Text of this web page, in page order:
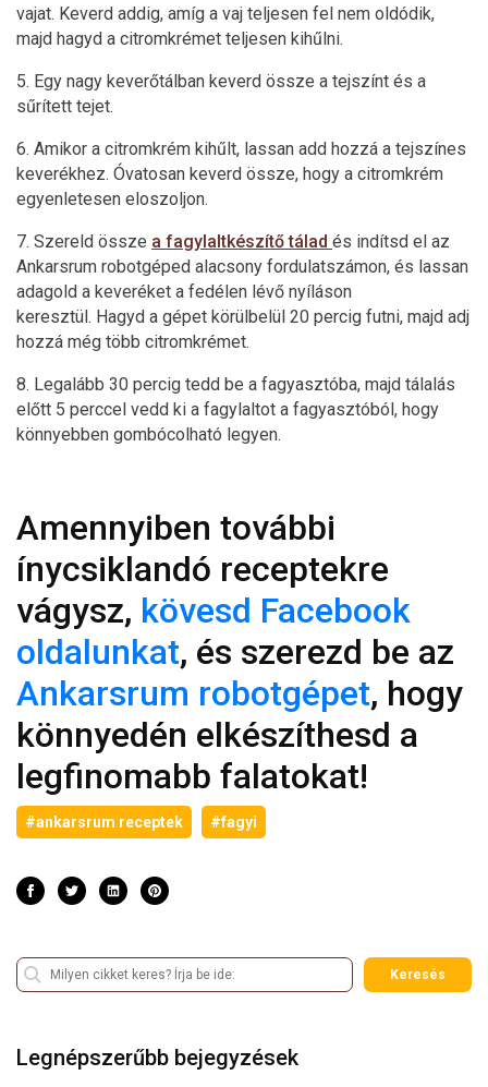
vajat. Keverd addig, amíg a vaj teljesen fel nem oldódik,
majd hagyd a citromkrémet teljesen kihűlni.
5. Egy nagy keverőtálban keverd össze a tejszínt és a
sűrített tejet.
6. Amikor a citromkrém kihűlt, lassan add hozzá a tejszínes
keverékhez. Óvatosan keverd össze, hogy a citromkrém
egyenletesen eloszoljon.
7. Szereld össze a fagylaltkészítő tálad és indítsd el az
Ankarsrum robotgéped alacsony fordulatszámon, és lassan
adagold a keveréket a fedélen lévő nyíláson
keresztül. Hagyd a gépet körülbelül 20 percig futni, majd adj
hozzá még több citromkrémet.
8. Legalább 30 percig tedd be a fagyasztóba, majd tálalás
előtt 5 perccel vedd ki a fagylaltot a fagyasztóból, hogy
könnyebben gombócolható legyen.
Amennyiben további
ínycsiklandó receptekre
vágysz, kövesd Facebook
oldalunkat, és szerezd be az
Ankarsrum robotgépet, hogy
könnyedén elkészíthesd a
legfinomabb falatokat!
#ankarsrum receptek #fagyi
Keresés
Legnépszerűbb bejegyzések